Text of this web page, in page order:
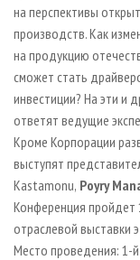
на перспективы
производств. Как
на продукцию
сможет стать
инвестиции? На эти и
ответят ведущие
Кроме Корпорации
выступят
Kastamonu, Poyry
Конференция пройдет
отраслевой выставки
Место проведения: 1-